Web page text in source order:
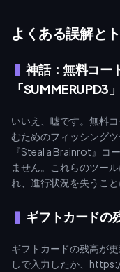
よくある誤解と
神話：無料コー
「SUMMERUPD3
いいえ、嘘です。無料
むためのフィッシング
『Steal a Brainrot』コ
ません。これらのツー
れ、進行状況を失うこと
ギフトカードの
ギフトカードの残高が
しで入力したか、